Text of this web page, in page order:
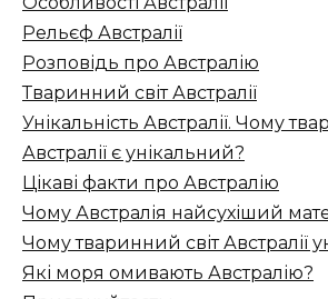
Рельєф Австралії
Розповідь про Австралію
Тваринний світ Австралії
Унікальність Австралії. Чому
Австралії є унікальний?
Цікаві факти про Австралію
Чому Австралія найсухіший
Чому тваринний світ Австралії
Які моря омивають Австралію?